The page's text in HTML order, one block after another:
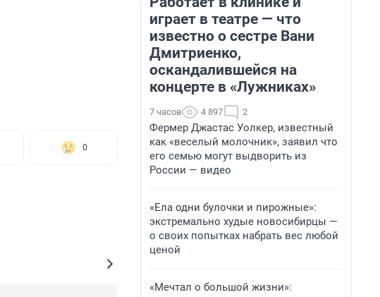
0
играет в театре — что
известно о сестре Вани
Дмитриенко,
оскандалившейся на
концерте в «Лужниках»
7 часов 4 897 2
Фермер Джастас Уолкер, известный
как «веселый молочник», заявил что
его семью могут выдворить из
России — видео
«Ела одни булочки и пирожные»:
экстремально худые новосибирцы —
о своих попытках набрать вес любой
ценой
«Мечтал о большой жизни»: